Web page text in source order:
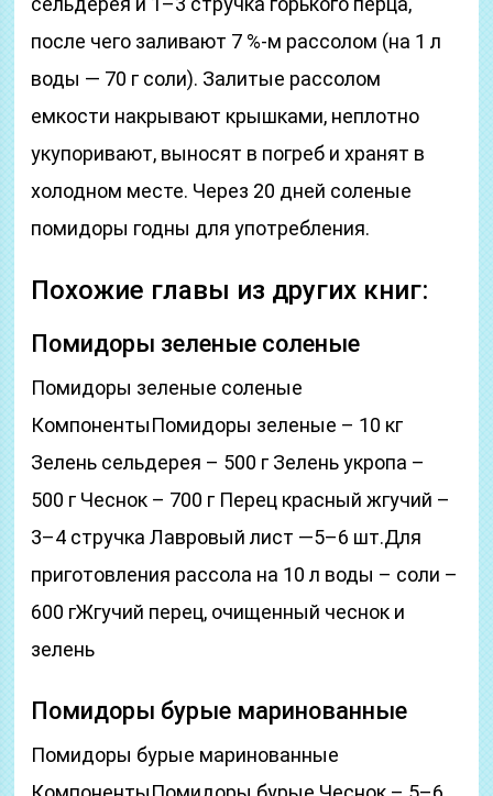
после чего заливают 7 %-м рассолом (на 1 л
воды — 70 г соли). Залитые рассолом
емкости накрывают крышками, неплотно
укупоривают, выносят в погреб и хранят в
холодном месте. Через 20 дней соленые
помидоры годны для употребления.
Похожие главы из других книг:
Помидоры зеленые соленые
Помидоры зеленые соленые
КомпонентыПомидоры зеленые – 10 кг
Зелень сельдерея – 500 г Зелень укропа –
500 г Чеснок – 700 г Перец красный жгучий –
3–4 стручка Лавровый лист —5–6 шт.Для
приготовления рассола на 10 л воды – соли –
600 гЖгучий перец, очищенный чеснок и
зелень
Помидоры бурые маринованные
Помидоры бурые маринованные